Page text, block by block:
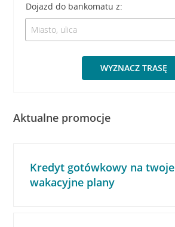
Dojazd do bankomatu z:
WYZNACZ TRASĘ
Aktualne promocje
Kredyt gotówkowy na twoje
wakacyjne plany